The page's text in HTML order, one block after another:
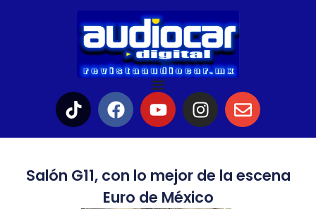
Salón G11, con lo mejor de la escena
Euro de México